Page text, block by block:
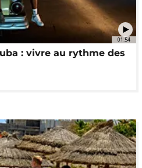
01:54
: vivre au rythme des